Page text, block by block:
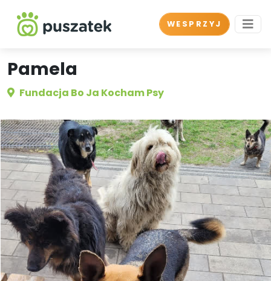
WESPRZYJ
Pamela
Fundacja Bo Ja Kocham Psy